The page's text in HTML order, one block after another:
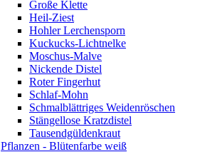
Große Klette
Heil-Ziest
Hohler Lerchensporn
Kuckucks-Lichtnelke
Moschus-Malve
Nickende Distel
Roter Fingerhut
Schlaf-Mohn
Schmalblättriges Weidenröschen
Stängellose Kratzdistel
Tausendgüldenkraut
Pflanzen - Blütenfarbe weiß